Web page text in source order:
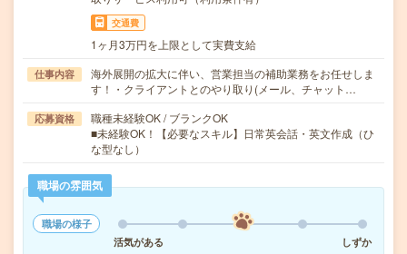
交通費
1ヶ月3万円を上限として実費支給
仕事内容
海外展開の拡大に伴い、営業担当の補助業務をお任せしま
す！・クライアントとのやり取り(メール、チャット…
応募資格
職種未経験OK / ブランクOK
■未経験OK！【必要なスキル】日常英会話・英文作成（ひ
な型なし）
職場の雰囲気
職場の様子
活気がある
しずか